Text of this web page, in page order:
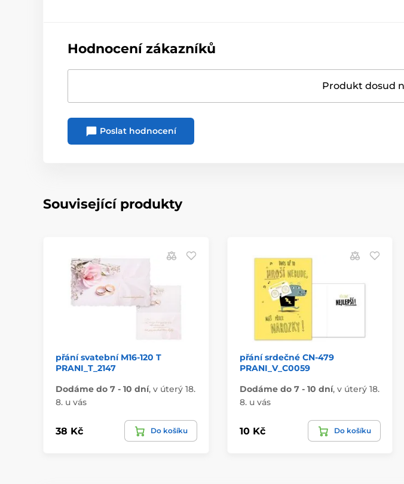
Hodnocení zákazníků
Produkt dosud
Poslat hodnocení
Související produkty
přání svatební M16-120 T
PRANI_T_2147
Dodáme do 7 - 10 dní, v úterý 18.
8. u vás
38 Kč Do košíku
přání srdečné CN-479
PRANI_V_C0059
Dodáme do 7 - 10 dní, v úterý 18.
8. u vás
10 Kč Do košíku